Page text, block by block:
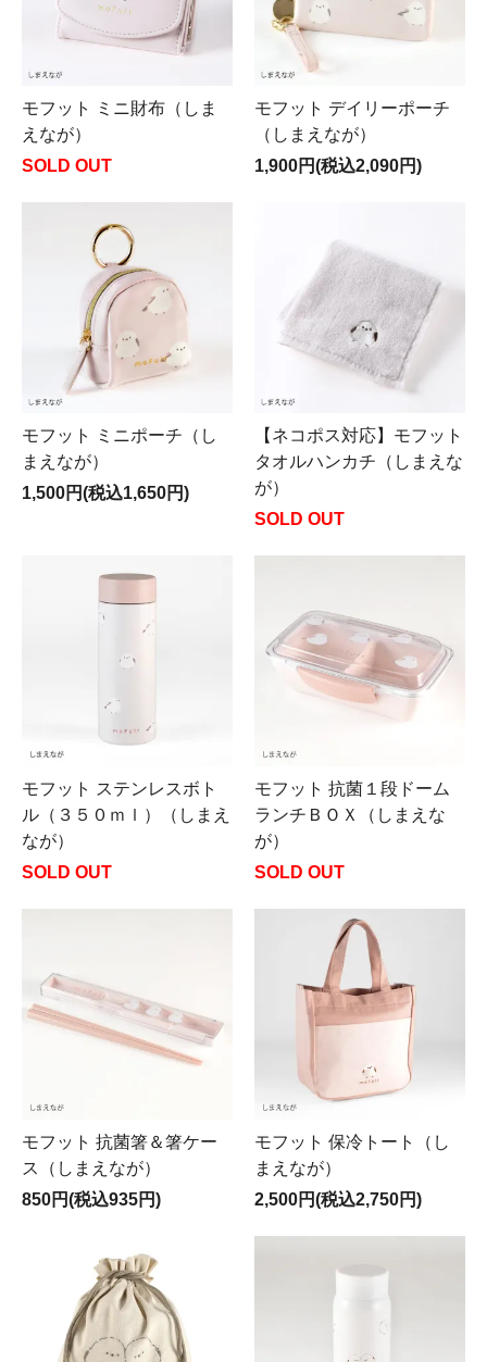
モフット ミニ財布（しま
えなが）
SOLD OUT
モフット デイリーポーチ
（しまえなが）
1,900円(税込2,090円)
モフット ミニポーチ（し
まえなが）
1,500円(税込1,650円)
【ネコポス対応】モフット
タオルハンカチ（しまえな
が）
SOLD OUT
モフット ステンレスボト
ル（３５０ｍｌ）（しまえ
なが）
SOLD OUT
モフット 抗菌１段ドーム
ランチＢＯＸ（しまえな
が）
SOLD OUT
モフット 抗菌箸＆箸ケー
ス（しまえなが）
850円(税込935円)
モフット 保冷トート（し
まえなが）
2,500円(税込2,750円)